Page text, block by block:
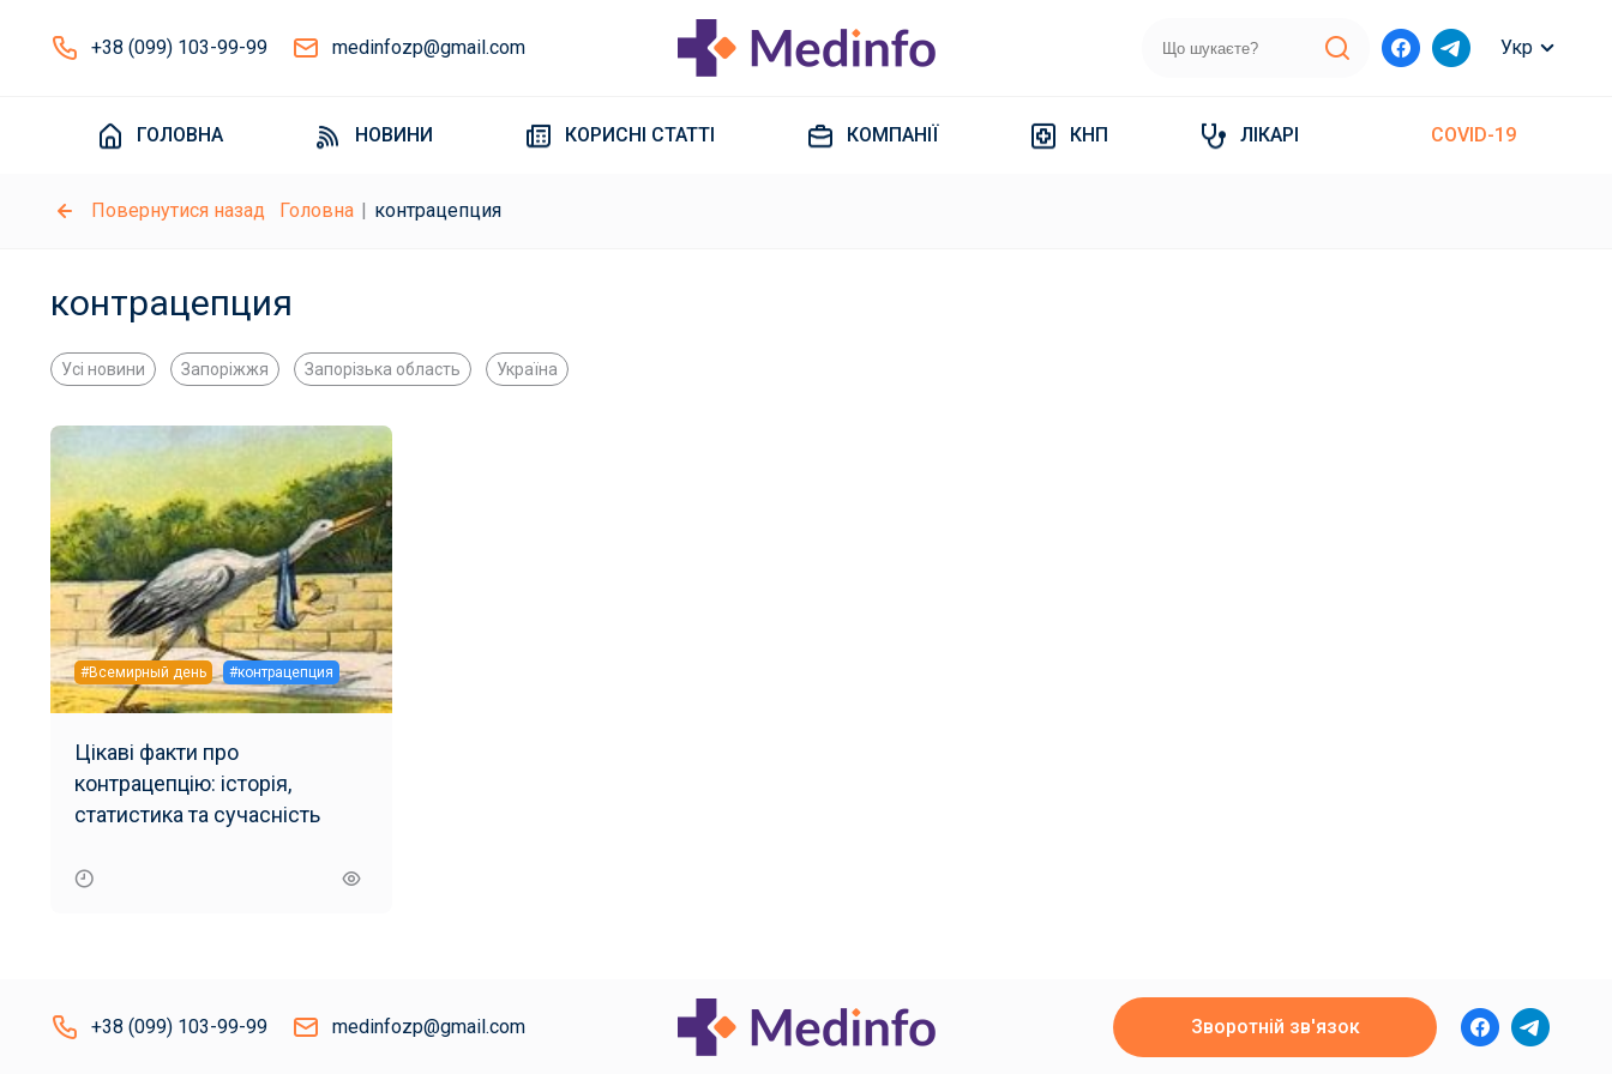
+38 (099) 103-99-99 medinfozp@gmail.com Укр
ГОЛОВНА НОВИНИ КОРИСНІ СТАТТІ КОМПАНІЇ КНП ЛІКАРІ COVID-19
Повернутися назад Головна контрацепция
контрацепция
Усі новини Запоріжжя Запорізька область Україна
#Всемирный день #контрацепция
Цікаві факти про
контрацепцію: історія,
статистика та сучасність
+38 (099) 103-99-99 medinfozp@gmail.com Зворотній зв'язок